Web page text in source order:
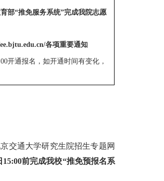
部“推免服务系统”完成我院志愿
各项重要通知
开通报名 ，如开通时间有变化，
交通大学研究生院招生专题网
15:00前完成我校“推免预报名系